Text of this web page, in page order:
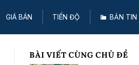
GIÁ BÁN TIẾN ĐỘ BẢN TIN
BÀI VIẾT CÙNG CHỦ ĐỀ